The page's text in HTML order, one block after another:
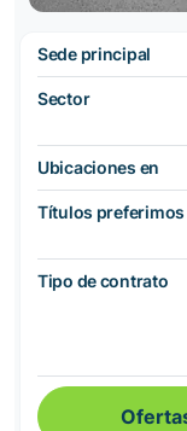
Sede principal
Sector
Ubicaciones en
Títulos preferimos
Tipo de contrato